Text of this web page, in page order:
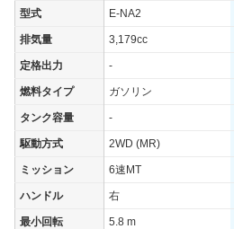
街地)
-
WLTCモード(郊
外)
WLTCモード(高
-
型式 E-NA2
排気量 3,179cc
定格出力 -
燃料タイプ ガソリン
タンク容量 -
駆動方式 2WD (MR)
ミッション 6速MT
ハンドル 右
最小回転 5.8 m